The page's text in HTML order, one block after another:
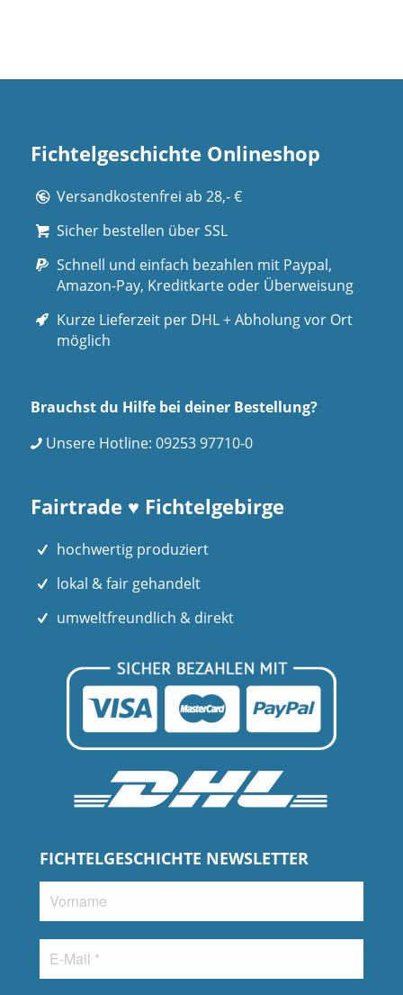
Fichtelgeschichte Onlineshop
Versandkostenfrei ab 28,- €
Sicher bestellen über SSL
Schnell und einfach bezahlen mit Paypal,
Amazon-Pay, Kreditkarte oder Überweisung
Kurze Lieferzeit per DHL + Abholung vor Ort
möglich
Brauchst du Hilfe bei deiner Bestellung?
Unsere Hotline: 09253 97710-0
Fairtrade ♥ Fichtelgebirge
hochwertig produziert
lokal & fair gehandelt
umweltfreundlich & direkt
FICHTELGESCHICHTE NEWSLETTER
Mail
*